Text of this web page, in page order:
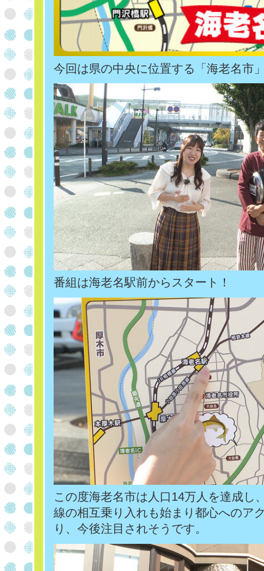
今回は県の中央に位置する「海老名市
番組は海老名駅前からスタート！
この度海老名市は人口14万人を達成し
線の相互乗り入れも始まり都心へのア
り、今後注目されそうです。